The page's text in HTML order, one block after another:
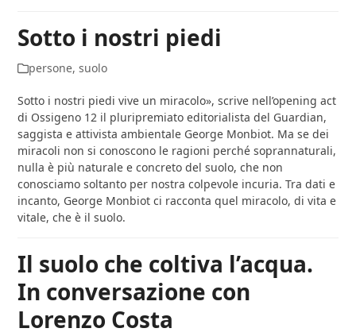
Sotto i nostri piedi
persone,suolo
Sotto i nostri piedi vive un miracolo», scrive nell’opening act
di Ossigeno 12 il pluripremiato editorialista del Guardian,
saggista e attivista ambientale George Monbiot. Ma se dei
miracoli non si conoscono le ragioni perché soprannaturali,
nulla è più naturale e concreto del suolo, che non
conosciamo soltanto per nostra colpevole incuria. Tra dati e
incanto, George Monbiot ci racconta quel miracolo, di vita e
vitale, che è il suolo.
Il suolo che coltiva l’acqua.
In conversazione con
Lorenzo Costa